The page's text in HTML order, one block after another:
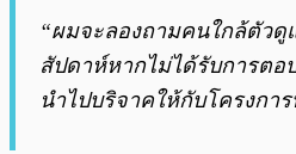
“ผมจะลองถามคนใกล้ตัว
สัปดาห์หากไม่ได้รับการตอ
นำไปบริจาคให้กับโครงกา